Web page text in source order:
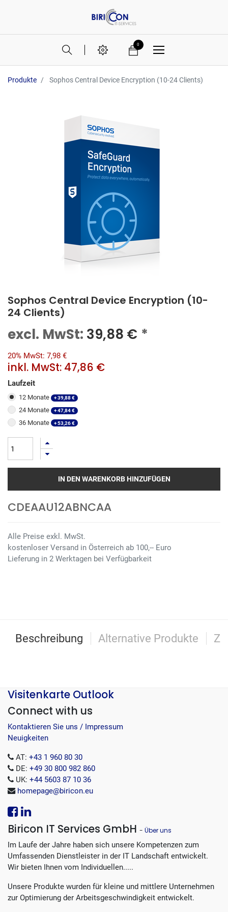
0
Produkte Sophos Central Device Encryption (10-24 Clients)
Sophos Central Device Encryption (10-
24 Clients)
excl. MwSt: 39,88 € *
20% MwSt: 7,98 €
inkl. MwSt: 47,86 €
Laufzeit
12 Monate +39,88€
24 Monate +47,84€
36 Monate +53,26€
IN DEN WARENKORB HINZUFÜGEN
CDEAAU12ABNCAA
Alle Preise exkl. MwSt.
kostenloser Versand in Österreich ab 100,-- Euro
Lieferung in 2 Werktagen bei Verfügbarkeit
Beschreibung Alternative Produkte
Visitenkarte Outlook
Connect with us
Kontaktieren Sie uns / Impressum
Neuigkeiten
AT: +43 1 960 80 30
DE: +49 30 800 982 860
UK: +44 5603 87 10 36
homepage@biricon.eu
Biricon IT Services GmbH - Über uns
Im Laufe der Jahre haben sich unsere Kompetenzen zum
Umfassenden Dienstleister in der IT Landschaft entwickelt.
Wir bieten Ihnen vom Individuellen.....
Unsere Produkte wurden für kleine und mittlere Unternehmen
zur Optimierung der Arbeitsgeschwindigkeit entwickelt.